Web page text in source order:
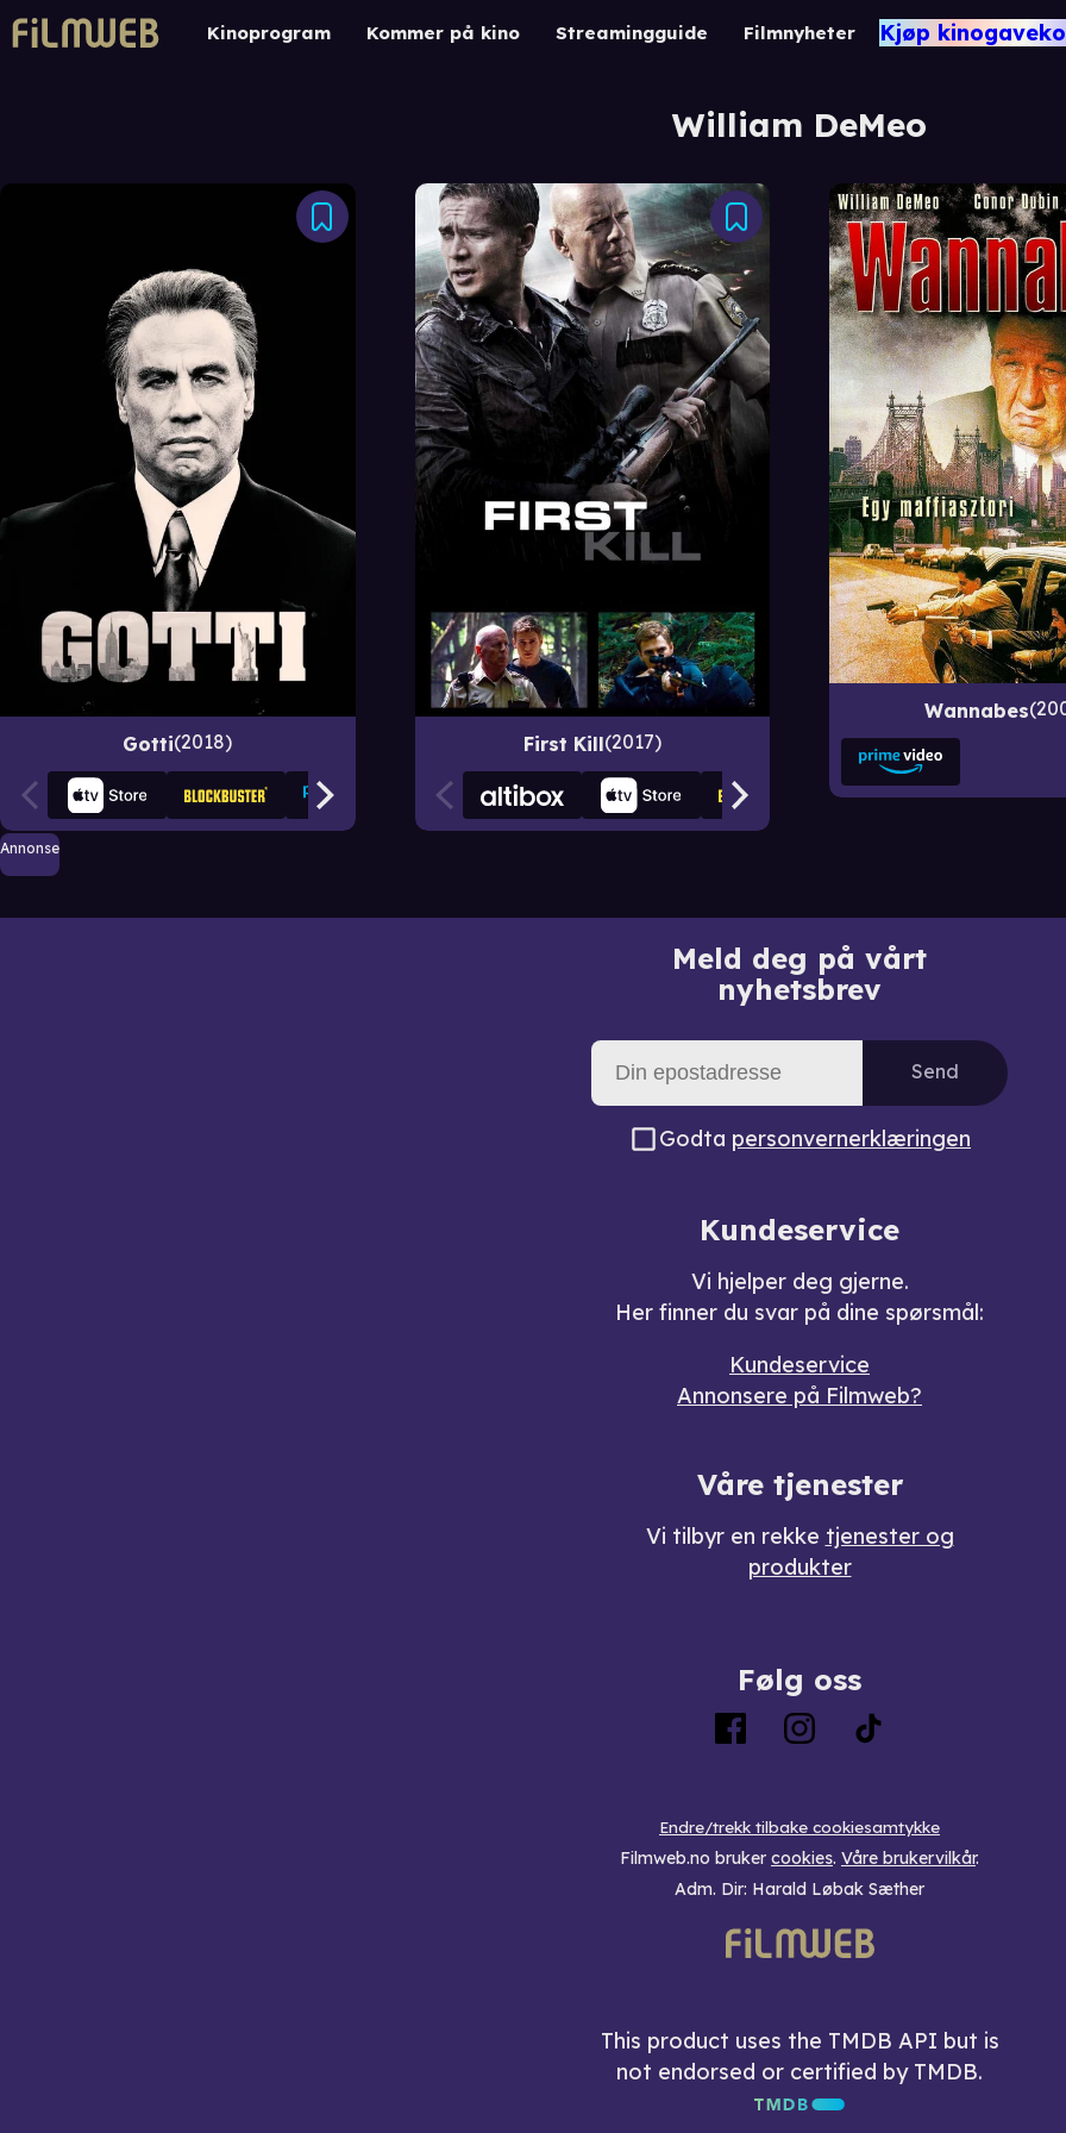
Kinoprogram Kommer på kino Streamingguide Filmnyheter Kjøp
William DeMeo
Gotti 2018 First Kill 2017
Wannabes
Annonse
Meld deg på vårt
nyhetsbrev
Send
Godta personvernerklæringen
Kundeservice
Vi hjelper deg gjerne.
Her finner du svar på dine spørsmål:
Kundeservice
Annonsere på Filmweb?
Våre tjenester
Vi tilbyr en rekke tjenester og
produkter
Følg oss
Endre/trekk tilbake cookiesamtykke
Filmweb.no bruker cookies. Våre brukervilkår.
Adm. Dir: Harald Løbak Sæther
This product uses the TMDB API but is
not endorsed or certified by TMDB.